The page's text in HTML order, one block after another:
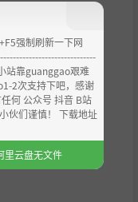
给自然规律！它们的
基因突变杂交。
旦驯化，它们就会与
）
强制刷新一下网
站靠guanggao艰难
2次支持下吧，感谢
何 公众号 抖音 B站
伙们谨慎！ 下载地址
里云盘无文件